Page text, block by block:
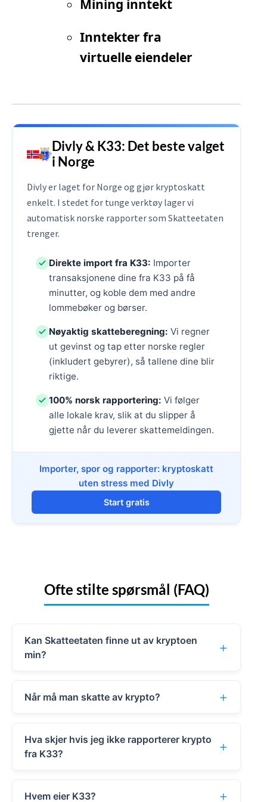
Mining inntekt
Inntekter fra
virtuelle eiendeler
Divly & K33: Det beste valget
i Norge
Divly er laget for Norge og gjør kryptoskatt
enkelt. I stedet for tunge verktøy lager vi
automatisk norske rapporter som Skatteetaten
trenger.
Direkte import fra K33: Importer
transaksjonene dine fra K33 på få
minutter, og koble dem med andre
lommebøker og børser.
Nøyaktig skatteberegning: Vi regner
ut gevinst og tap etter norske regler
(inkludert gebyrer), så tallene dine blir
riktige.
100% norsk rapportering: Vi følger
alle lokale krav, slik at du slipper å
gjette når du leverer skattemeldingen.
Importer, spor og rapporter: kryptoskatt
uten stress med Divly
Start gratis
Ofte stilte spørsmål (FAQ)
Kan Skatteetaten finne ut av kryptoen
min?
+
kryptoaktivitet.
DAC8i kraft. Dette pålegger
plattformer som betjener kunder her
Når må man skatte av krypto? +
er30. aprilhvert år.
er skattepliktige. Det betyr at du må
Hva skjer hvis jeg ikke rapporterer krypto
fra K33?
+
Hvem eier K33? +